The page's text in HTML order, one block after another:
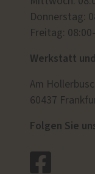
Donnerstag:
Freitag:
Werkstatt
Am
60437
Folgen Sie